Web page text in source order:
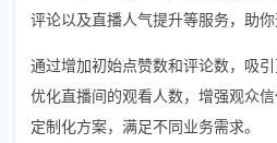
评论以及直播人气提升等服务，助你
通过增加初始点赞数和评论数，吸引
优化直播间的观看人数，增强观众信
定制化方案，满足不同业务需求。